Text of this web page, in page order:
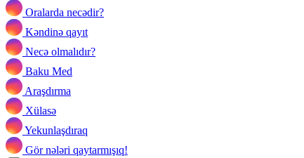
Oralarda necədir?
Kəndinə qayıt
Necə olmalıdır?
Baku Med
Araşdırma
Xülasə
Yekunlaşdıraq
Gör nələri qaytarmışıq!